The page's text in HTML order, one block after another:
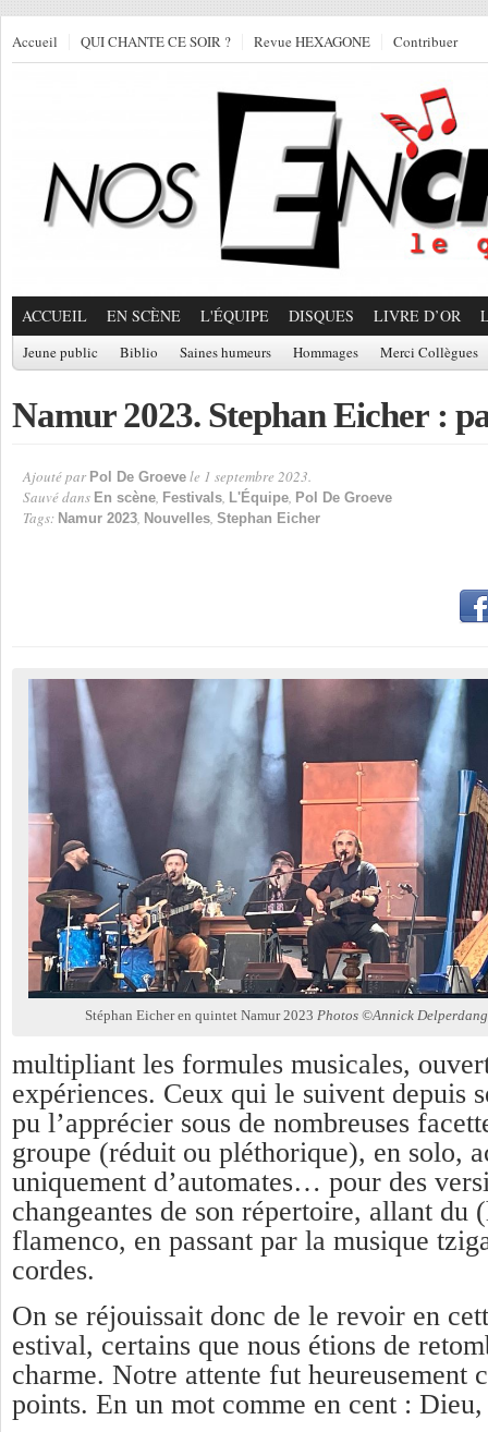
Accueil QUI CHANTE CE SOIR ? Revue HEXAGONE Contribuer
ACCUEIL EN SCÈNE L'ÉQUIPE DISQUES LIVRE D’OR
Jeune public Biblio Saines humeurs Hommages Merci Collègues
Namur 2023. Stephan Eicher :
Ajouté par Pol De Groeve le 1 septembre 2023.
Sauvé dans En scène, Festivals, L'Équipe, Pol De Groeve
Tags: Namur 2023, Nouvelles, Stephan Eicher
Stéphan Eicher en quintet Namur 2023 Photos ©Annick
multipliant les formules musicales,
expériences. Ceux qui le suivent depuis
pu l’apprécier sous de nombreuses
groupe (réduit ou pléthorique), en solo,
uniquement d’automates… pour des
changeantes de son répertoire, allant du
flamenco, en passant par la musique
cordes.
On se réjouissait donc de le revoir en
estival, certains que nous étions de
charme. Notre attente fut heureusement
points. En un mot comme en cent :